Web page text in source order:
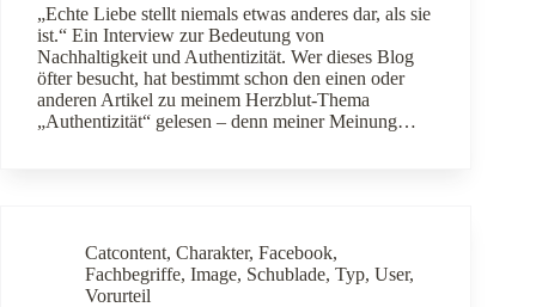
„Echte Liebe stellt niemals etwas anderes dar, als sie
ist.“ Ein Interview zur Bedeutung von
Nachhaltigkeit und Authentizität. Wer dieses Blog
öfter besucht, hat bestimmt schon den einen oder
anderen Artikel zu meinem Herzblut-Thema
„Authentizität“ gelesen – denn meiner Meinung…
Catcontent, Charakter, Facebook,
Fachbegriffe, Image, Schublade, Typ, User,
Vorurteil